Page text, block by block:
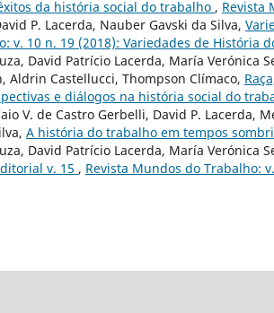
da história social do trabalho , Revista
P. Lacerda, Nauber Gavski da Silva,
v. 10 n. 19 (2018): Variedades de História
David Patrício Lacerda, María Verónica
Aldrin Castellucci, Thompson Clímaco,
e diálogos na história social do
V. de Castro Gerbelli, David P. Lacerda,
A história do trabalho em tempos
David Patrício Lacerda, María Verónica
v. 15 , Revista Mundos do Trabalho: